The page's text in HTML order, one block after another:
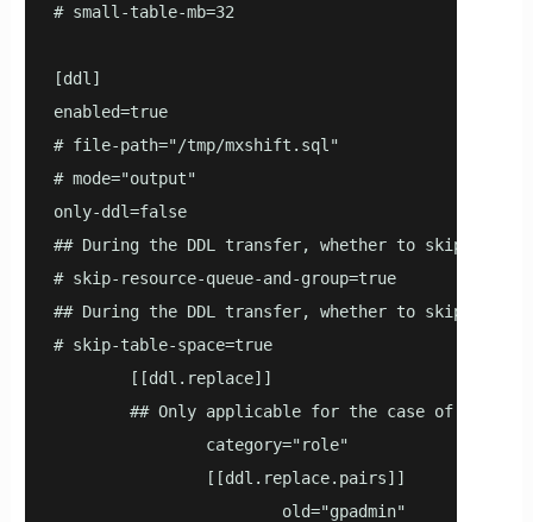
# small-table-mb=32
[ddl]
enabled=true
# file-path="/tmp/mxshift.sql"
# mode="output"
only-ddl=false
## During the DDL transfer, whether to skip
# skip-resource-queue-and-group=true
## During the DDL transfer, whether to skip
# skip-table-space=true
        [[ddl.replace]]
## Only applicable for the case of
                category="role"
                [[ddl.replace.pairs]]
                        old="gpadmin"